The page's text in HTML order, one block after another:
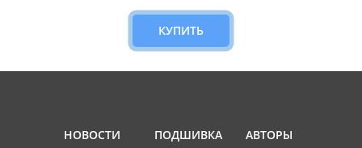
КУПИТЬ
НОВОСТИ
ПОДШИВКА
АВТОРЫ